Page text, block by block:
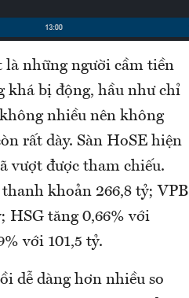
là những người cầm tiền
khá bị động, hầu như chỉ
nhiều nên không
rất dày. Sàn HoSE hiện
vượt được tham chiếu.
khoản 266,8 tỷ; VPB
HSG tăng 0,66% với
với 101,5 tỷ.
dễ dàng hơn nhiều so